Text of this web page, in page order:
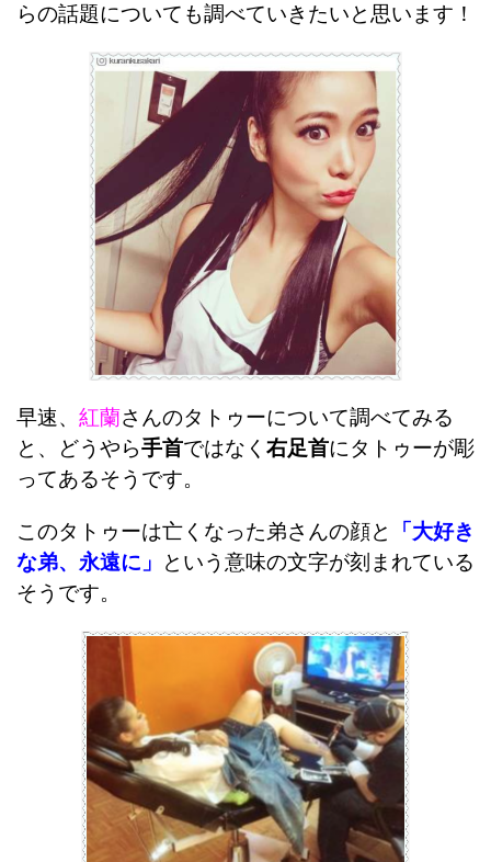
らの話題についても調べていきたいと思います！
早速、 紅蘭さんのタトゥーについて調べてみる
と、どうやら手首ではなく 右足首にタトゥーが彫
ってあるそうです。
このタトゥーは亡くなった弟さんの顔と
「大好き
な弟、永遠に」
という意味の文字が刻まれている
そうです。